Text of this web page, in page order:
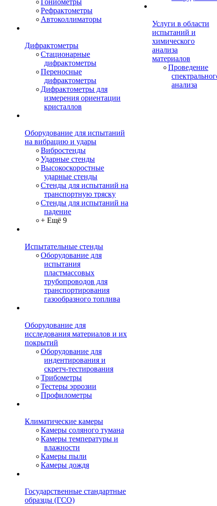
Гониометры
Рефрактометры
Автоколлиматоры
Дифрактометры
Стационарные
дифрактометры
Переносные
дифрактометры
Дифрактометры для
измерения ориентации
кристаллов
Оборудование для испытаний
на вибрацию и удары
Вибростенды
Ударные стенды
Высокоскоростные
ударные стенды
Стенды для испытаний на
транспортную тряску
Стенды для испытаний на
падение
+ Ещё 9
Испытательные стенды
Оборудование для
испытания
пластмассовых
трубопроводов для
транспортирования
газообразного топлива
Оборудование для
исследования материалов и их
покрытий
Оборудование для
индентирования и
скретч-тестирования
Трибометры
Тестеры эррозии
Профилометры
Климатические камеры
Камеры соляного тумана
Камеры температуры и
влажности
Камеры пыли
Камеры дождя
Государственные стандартные
образцы (ГСО)
Услуги в области
испытаний и
химического
анализа
материалов
Проведение
анализа